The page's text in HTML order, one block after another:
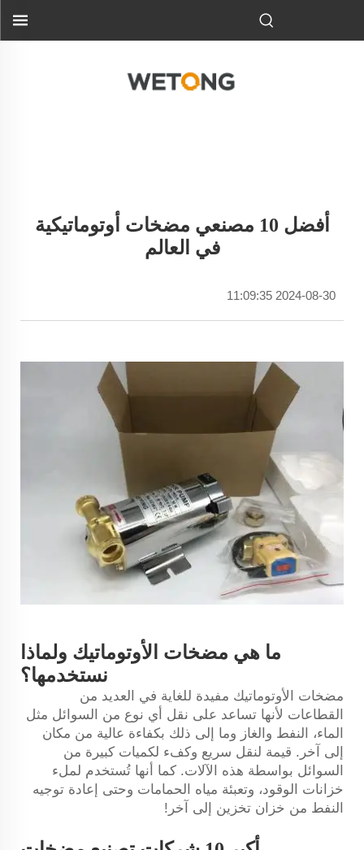
أفضل 10 مصنعي مضخات أوتوماتيكية
في العالم
2024-08-30 11:09:35
ما هي مضخات الأوتوماتيك ولماذا
نستخدمها؟
مضخات الأوتوماتيك مفيدة للغاية في العديد من
القطاعات لأنها تساعد على نقل أي نوع من السوائل مثل
الماء، النفط والغاز وما إلى ذلك بكفاءة عالية من مكان
إلى آخر. قيمة لنقل سريع وكفء لكميات كبيرة من
السوائل بواسطة هذه الآلات. كما أنها تُستخدم لملء
خزانات الوقود، وتعبئة مياه الحمامات وحتى إعادة توجيه
النفط من خزان تخزين إلى آخر!